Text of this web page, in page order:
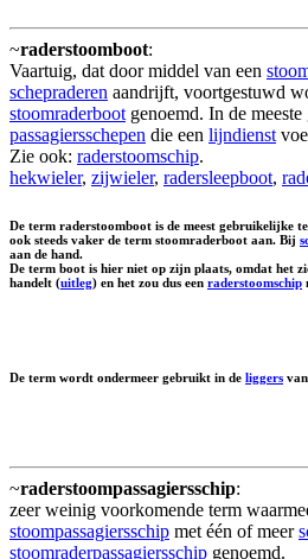
~raderstoomboot:
Vaartuig, dat door middel van een
schepraderen aandrijft, voortgestuwd
stoomraderbootgenoemd. In de
passagiersschepen die een lijndienst
Zie ook: raderstoomschip.
hekwieler, zijwieler, radersleepboot,
De term raderstoomboot is de meest gebruikelijke
ook steeds vaker de term stoomraderboot aan. Bij
aan de hand.
De term boot is hier niet op zijn plaats, omdat het
handelt (uitleg) en het zou dus een raderstoomschip
De term wordt ondermeer gebruikt in de liggers
~raderstoompassagiersschip:
zeer weinig voorkomende term
stoompassagiersschip met één of meer
stoomraderpassagiersschip genoemd.